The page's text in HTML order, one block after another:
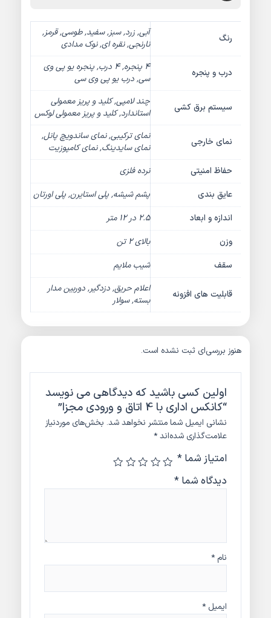
رنگ
آبی, زرد, سبز, سفید, طوسی, قرمز,
نارنجی, نقره ای, نوک مدادی
درب و پنجره
4 پنجره, 4 درب, پنجره یو پی وی
سی, درب یو پی وی سی
سیستم برق کشی
چند لامپی, کلید و پریز معمولی
استاندارد, کلید و پریز معمولی لوکس
نمای خارجی
نمای ترکیبی, نمای ساندویچ پانل,
نمای سایدینگ, نمای کامپوزیت
حفاظ امنیتی
نرده فلزی
عایق بندی
پشم شیشه, پلی استایرن, پلی اورتان
اندازه و ابعاد
2.5 در 12 متر
وزن
بالای 2 تن
سقف
شیب ملایم
قابلیت های افزونه
اعلام حریق, دزدگیر, دوربین مدار
بسته, سولار
هنوز بررسی‌ای ثبت نشده است.
اولین کسی باشید که دیدگاهی می نویسد
“کانکس اداری با 4 اتاق و ورودی مجزا”
نشانی ایمیل شما منتشر نخواهد شد. بخش‌های موردنیاز
علامت‌گذاری شده‌اند*
امتیاز شما *
دیدگاه شما *
نام*
ایمیل*